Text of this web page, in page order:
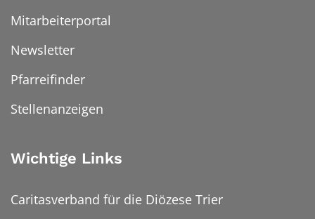
Mitarbeiterportal
Newsletter
Pfarreifinder
Stellenanzeigen
Wichtige Links
Caritasverband für die Diözese Trier